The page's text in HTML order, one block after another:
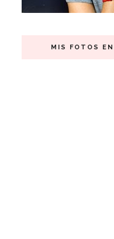
MIS FOTOS